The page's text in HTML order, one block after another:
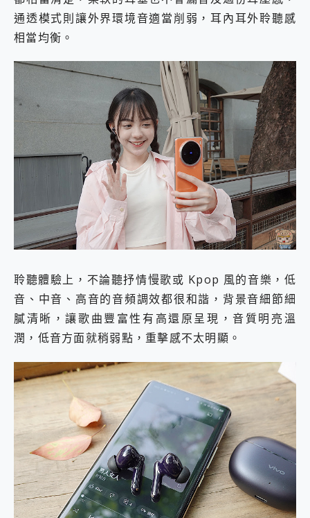
通透模式則讓外界環境音適當削弱，耳內耳外聆聽感
相當均衡。
聆聽體驗上，不論聽抒情慢歌或 Kpop 風的音樂，低
音、中音、高音的音頻調效都很和諧，背景音細節細
膩清晰，讓歌曲豐富性有高還原呈現，音質明亮溫
潤，低音方面就稍弱點，重擊感不太明顯。